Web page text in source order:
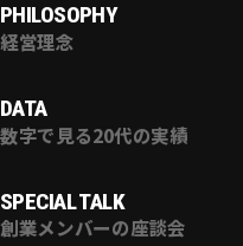
PHILOSOPHY
経営理念
DATA
数字で見る20代の実績
SPECIAL TALK
創業メンバーの座談会